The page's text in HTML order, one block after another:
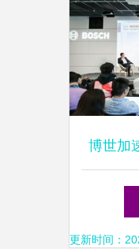
博世加
局芯片
张至3万
更新时间：